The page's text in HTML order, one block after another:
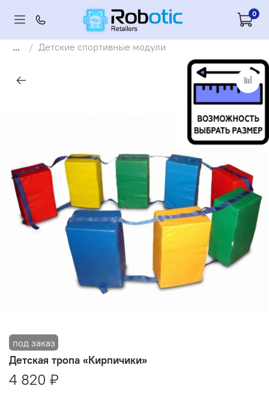
0
... Детские спортивные модули
Детская тропа «Кирпичики»
4 820 ₽